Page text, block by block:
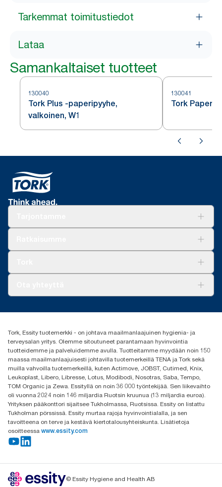
Tarkemmat toimitustiedot
Lataa
Samankaltaiset tuotteet
130040
Tork Plus -paperipyyhe,
valkoinen, W1
130041
Tork
(+358) 9 5068 8222
Oy Essity Finland Ab
Revontulenkuja 1
02100 Espoo
Tork, Essity tuotemerkki - on johtava maailmanlaajuinen hygienia- ja
terveysalan yritys. Olemme sitoutuneet parantamaan hyvinvointia
tuotteidemme ja palveluidemme avulla. Tuotteitamme myydään noin 150
maassa maailmanlaajuisesti johtavilla tuotemerkeillä TENA ja Tork sekä
muilla vahvoilla tuotemerkeillä, kuten Actimove, JOBST, Cutimed, Knix,
Leukoplast, Libero, Libresse, Lotus, Modibodi, Nosotras, Saba, Tempo,
TOM Organic ja Zewa. Essityllä on noin 36 000 työntekijää. Sen liikevaihto
oli vuonna 2024 noin 146 miljardia Ruotsin kruunua (13 miljardia euroa).
Yrityksen pääkonttori sijaitsee Tukholmassa, Ruotsissa. Essity on listattu
Tukholman pörssissä. Essity murtaa rajoja hyvinvointialalla, ja sen
tavoitteena on terve ja kestävä kiertotalousyhteiskunta. Lisätietoja
osoitteessa www.essity.com
© Essity Hygiene and Health AB